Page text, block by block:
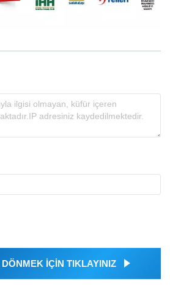
İÇİN TIKLAYINIZ